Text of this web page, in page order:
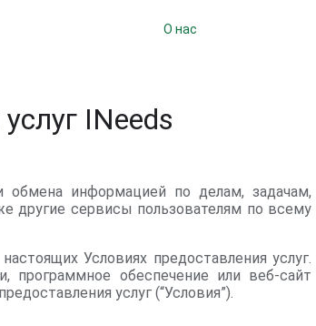
О нас
INeeds
обмена информацией по делам, задачам,
другие сервисы пользователям по всему
Условиях предоставления услуг.
программное обеспечение или веб-сайт
услуг (“Условия”).